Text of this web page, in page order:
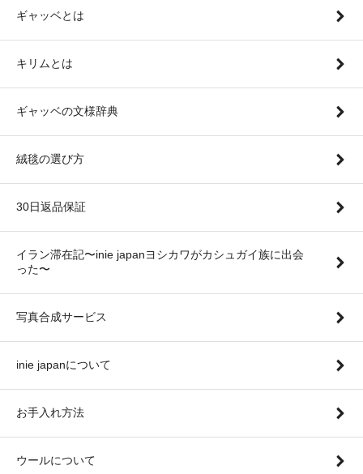
ギャッベとは
キリムとは
ギャッベの文様辞典
絨毯の選び方
30日返品保証
イラン滞在記〜inie japanヨシカワがカシュガイ族に出会
った〜
写真合成サービス
inie japanについて
お手入れ方法
ウールについて